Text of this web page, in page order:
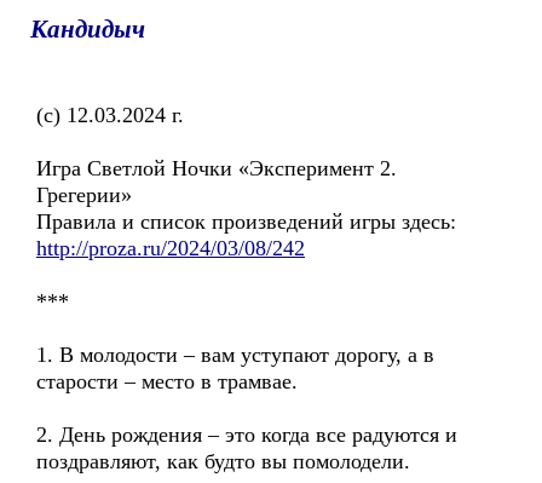
Кандидыч
(с) 12.03.2024 г.
Игра Светлой Ночки «Эксперимент 2.
Грегерии»
Правила и список произведений игры здесь:
http://proza.ru/2024/03/08/242
***
1. В молодости – вам уступают дорогу, а в
старости – место в трамвае.
2. День рождения – это когда все радуются и
поздравляют, как будто вы помолодели.